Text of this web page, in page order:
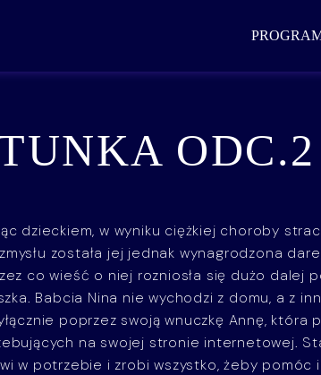
ODC.2
dzieckiem, w wyniku ciężkiej choroby
została jej jednak wynagrodzona
co wieść o niej rozniosła się dużo dalej
Babcia Nina nie wychodzi z domu, a z
poprzez swoją wnuczkę Annę, która
na swojej stronie internetowej.
w potrzebie i zrobi wszystko, żeby pomóc